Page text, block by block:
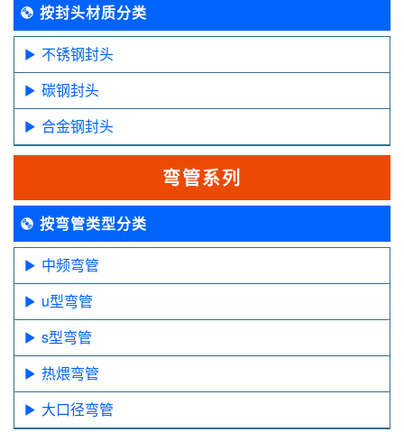
按封头材质分类
不锈钢封头
碳钢封头
合金钢封头
弯管系列
按弯管类型分类
中频弯管
u型弯管
s型弯管
热煨弯管
大口径弯管